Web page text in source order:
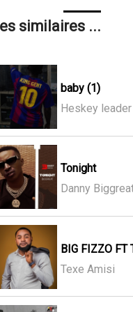
similaires ...
baby (1)
Heskey leader
Tonight
Danny
BIG FIZZO FT
Texe Amisi